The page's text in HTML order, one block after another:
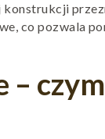
konstrukcji
co pozwala
– czym